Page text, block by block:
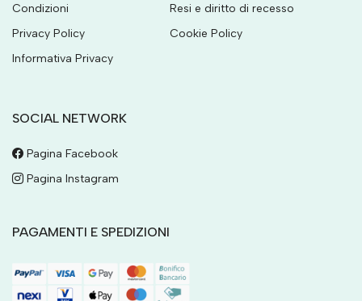
Condizioni
Resi e diritto di recesso
Privacy Policy
Cookie Policy
Informativa Privacy
SOCIAL NETWORK
Pagina Facebook
Pagina Instagram
PAGAMENTI E SPEDIZIONI